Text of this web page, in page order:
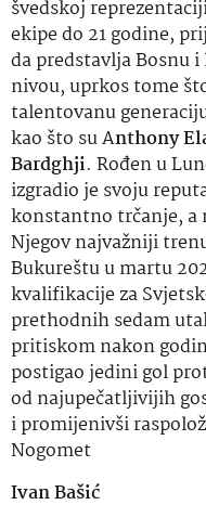
švedskoj
ekipe do 21 godine,
da predstavlja Bosnu
nivou, uprkos tome
talentovanu
kao što su Anthony
Bardghji. Rođen u
izgradio je svoju
konstantno trčanje, a
Njegov najvažniji
Bukureštu u martu
kvalifikacije za
prethodnih sedam
pritiskom nakon
postigao jedini gol
od najupečatljivijih
i promijenivši
Nogomet
Ivan Bašić